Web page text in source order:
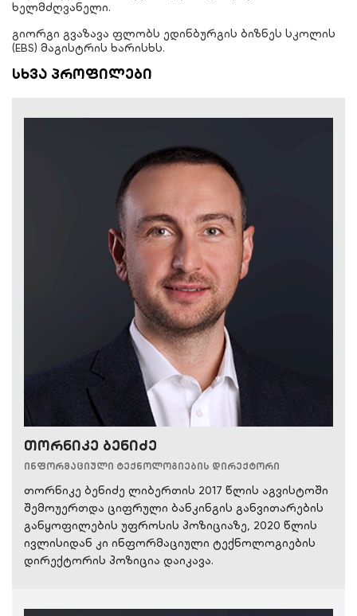
ხელმძღვანელი.
გიორგი გვაზავა ფლობს ედინბურგის ბიზნეს სკოლის
(EBS) მაგისტრის ხარისხს.
სხვა პროფილები
თორნიკე ბენიძე
ინფორმაციული ტექნოლოგიების დირექტორი
თორნიკე ბენიძე ლიბერთის 2017 წლის აგვისტოში
შემოუერთდა ციფრული ბანკინგის განვითარების
განყოფილების უფროსის პოზიციაზე, 2020 წლის
ივლისიდან კი ინფორმაციული ტექნოლოგიების
დირექტორის პოზიცია დაიკავა.